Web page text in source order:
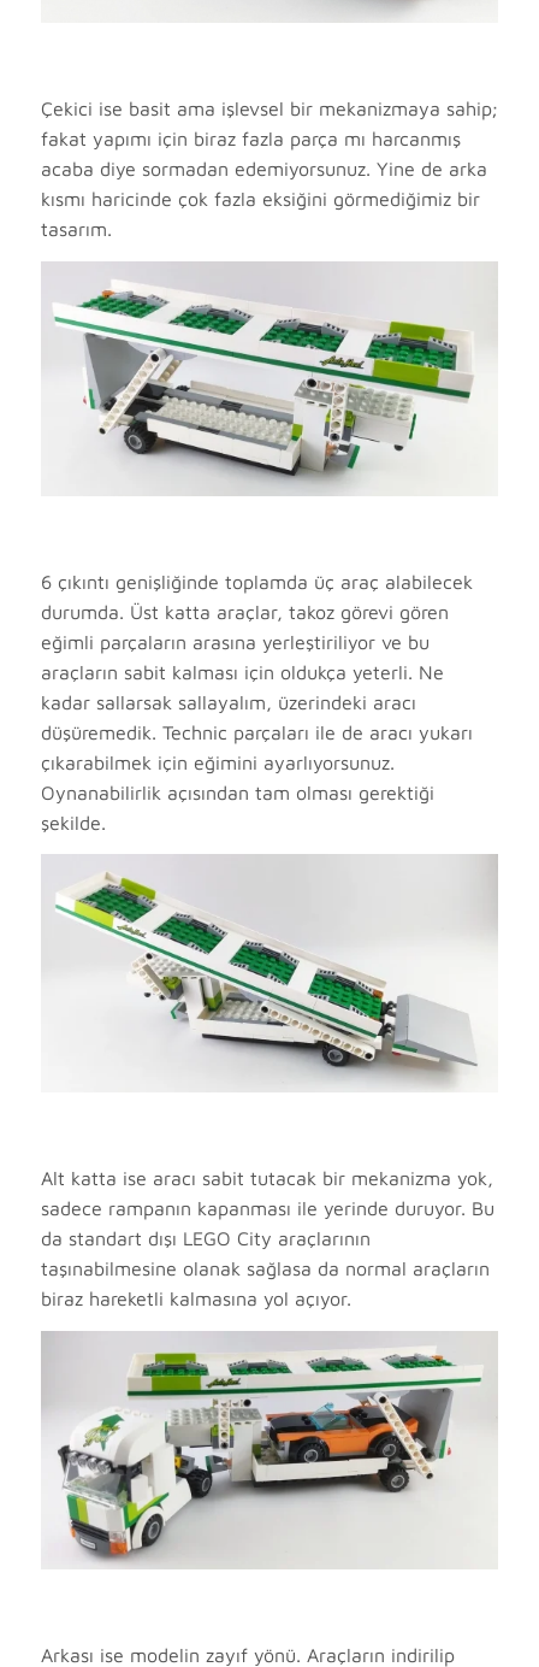
Çekici ise basit ama işlevsel bir mekanizmaya sahip;
fakat yapımı için biraz fazla parça mı harcanmış
acaba diye sormadan edemiyorsunuz. Yine de arka
kısmı haricinde çok fazla eksiğini görmediğimiz bir
tasarım.
6 çıkıntı genişliğinde toplamda üç araç alabilecek
durumda. Üst katta araçlar, takoz görevi gören
eğimli parçaların arasına yerleştiriliyor ve bu
araçların sabit kalması için oldukça yeterli. Ne
kadar sallarsak sallayalım, üzerindeki aracı
düşüremedik. Technic parçaları ile de aracı yukarı
çıkarabilmek için eğimini ayarlıyorsunuz.
Oynanabilirlik açısından tam olması gerektiği
şekilde.
Alt katta ise aracı sabit tutacak bir mekanizma yok,
sadece rampanın kapanması ile yerinde duruyor. Bu
da standart dışı LEGO City araçlarının
taşınabilmesine olanak sağlasa da normal araçların
biraz hareketli kalmasına yol açıyor.
Arkası ise modelin zayıf yönü. Araçların indirilip